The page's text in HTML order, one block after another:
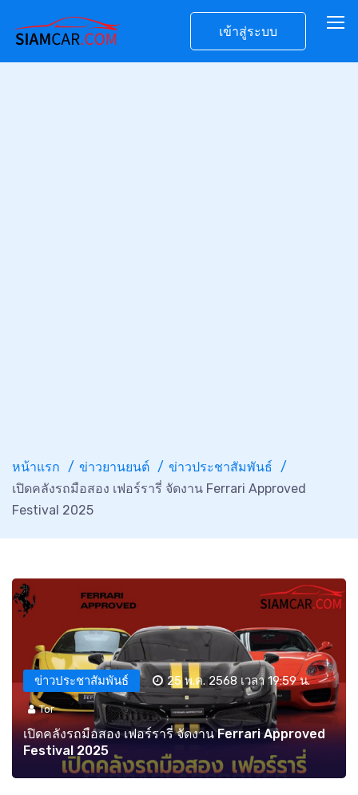
เข้าสู่ระบบ
หน้าแรก ข่าวยานยนต์
ข่าวประชาสัมพันธ์
เปิดคลังรถมือสอง เฟอร์รารี่ จัดงาน Ferrari Approved
Festival 2025
ข่าวประชาสัมพันธ์ 25 พ.ค. 2568 เวลา 19:59 น.
Tor
เปิดคลังรถมือสอง เฟอร์รารี่ จัดงาน Ferrari Approved
Festival 2025